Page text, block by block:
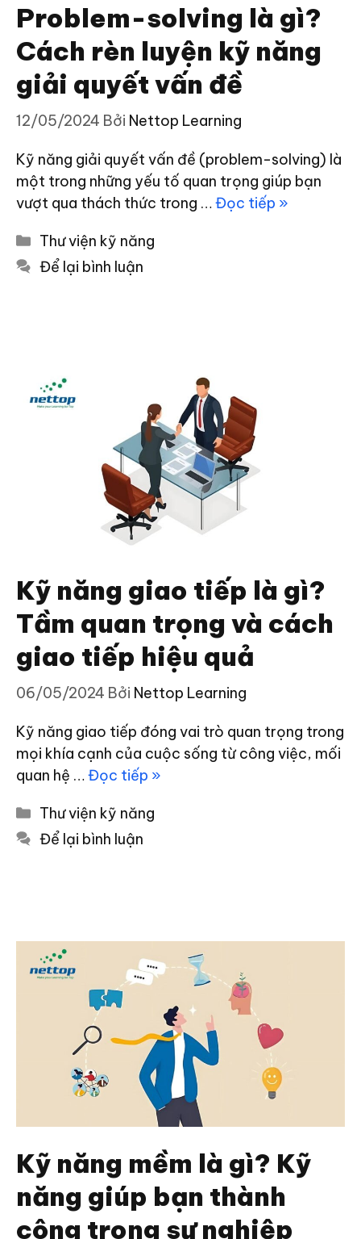
Problem-solving là gì?
Cách rèn luyện kỹ năng
giải quyết vấn đề
12/05/2024 Bởi Nettop Learning
Kỹ năng giải quyết vấn đề (problem-solving) là
một trong những yếu tố quan trọng giúp bạn
vượt qua thách thức trong …Đọc tiếp »
Danh
mục
Thư viện kỹ năng
Để lại bình luận
Kỹ năng giao tiếp là gì?
Tầm quan trọng và cách
giao tiếp hiệu quả
06/05/2024 Bởi Nettop Learning
Kỹ năng giao tiếp đóng vai trò quan trọng trong
mọi khía cạnh của cuộc sống từ công việc, mối
quan hệ …Đọc tiếp »
Danh
mục
Thư viện kỹ năng
Để lại bình luận
Kỹ năng mềm là gì? Kỹ
năng giúp bạn thành
công trong sự nghiệp